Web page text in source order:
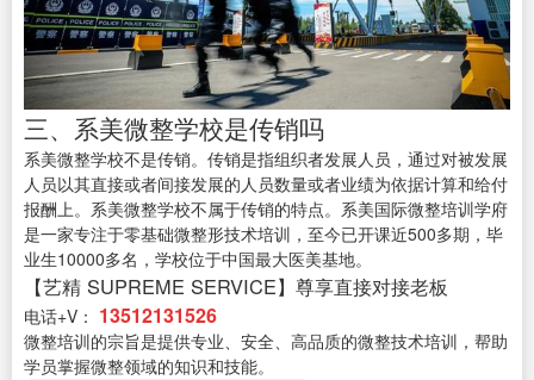
三、系美微整学校是传销吗
系美微整学校不是传销。传销是指组织者发展人员，通过对被发展
人员以其直接或者间接发展的人员数量或者业绩为依据计算和给付
报酬上。系美微整学校不属于传销的特点。系美国际微整培训学府
是一家专注于零基础微整形技术培训，至今已开课近500多期，毕
业生10000多名，学校位于中国最大医美基地。
【艺精 SUPREME SERVICE】尊享直接对接老板
电话+V： 13512131526
微整培训的宗旨是提供专业、安全、高品质的微整技术培训，帮助
学员掌握微整领域的知识和技能。